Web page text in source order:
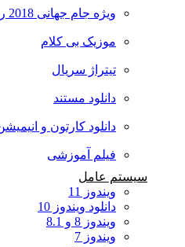
ویژه جام جهانی 2018 روسیه
موزیک بی کلام
تیتراژ سریال
دانلود مستند
دانلود کارتون و انیمیشن
فیلم آموزشی
سیستم عامل
ویندوز 11
دانلود ویندوز 10
ویندوز 8 و 8.1
ویندوز 7